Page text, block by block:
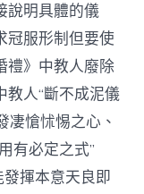
說明具體的儀
冠服形制但要使
禮》中教人廢除
教人“斷不成泥儀
凄愴怵惕之心、
有必定之式”
揮本意天良即